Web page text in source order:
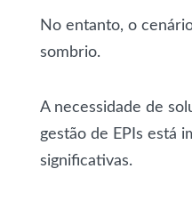
No entanto, o
sombrio.
A necessidade de
gestão de EPIs está
significativas.